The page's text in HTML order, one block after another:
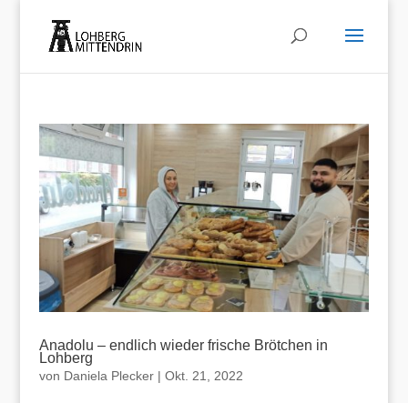
Anadolu – endlich wieder frische Brötchen in
Lohberg
von Daniela Plecker| Okt. 21, 2022